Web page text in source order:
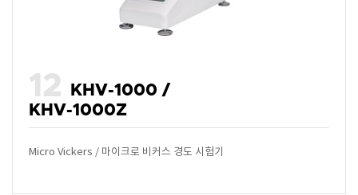
12
KHV-1000 /
KHV-1000Z
Micro Vickers / 마이크로 비커스 경도 시험기